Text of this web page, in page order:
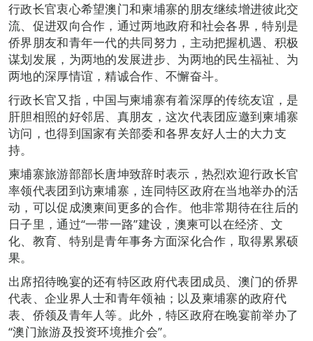
行政长官衷心希望澳门和柬埔寨的朋友继续增进彼此交
流、促进双向合作，通过两地政府和社会各界，特别是
侨界朋友和青年一代的共同努力，主动把握机遇、积极
谋划发展，为两地的发展进步、为两地的民生福祉、为
两地的深厚情谊，精诚合作、不懈奋斗。
行政长官又指，中国与柬埔寨有着深厚的传统友谊，是
肝胆相照的好邻居、真朋友，这次代表团应邀到柬埔寨
访问，也得到国家有关部委和各界友好人士的大力支
持。
柬埔寨旅游部部长唐坤致辞时表示，热烈欢迎行政长官
率领代表团到访柬埔寨，连同特区政府在当地举办的活
动，可以促成澳柬间更多的合作。他非常期待在往后的
日子里，通过“一带一路”建设，澳柬可以在经济、文
化、教育、特别是青年事务方面深化合作，取得累累硕
果。
出席招待晚宴的还有特区政府代表团成员、澳门的侨界
代表、企业界人士和青年领袖；以及柬埔寨的政府代
表、侨领及青年人等。此外，特区政府在晚宴前举办了
“澳门旅游及投资环境推介会”。